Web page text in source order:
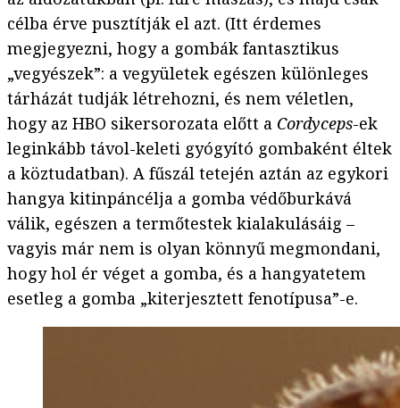
célba érve pusztítják el azt. (Itt érdemes
megjegyezni, hogy a gombák fantasztikus
„vegyészek”: a vegyületek egészen különleges
tárházát tudják létrehozni, és nem véletlen,
hogy az HBO sikersorozata előtt a Cordyceps-ek
leginkább távol-keleti gyógyító gombaként éltek
a köztudatban). A fűszál tetején aztán az egykori
hangya kitinpáncélja a gomba védőburkává
válik, egészen a termőtestek kialakulásáig –
vagyis már nem is olyan könnyű megmondani,
hogy hol ér véget a gomba, és a hangyatetem
esetleg a gomba „kiterjesztett fenotípusa”-e.